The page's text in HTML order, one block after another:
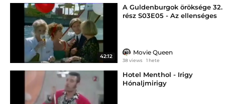
42:12
A Guldenburgok öröksége 32.
rész S03E05 - Az ellenséges
Movie Queen
38 views 1 hete
Hotel Menthol - Irigy
Hónaljmirigy